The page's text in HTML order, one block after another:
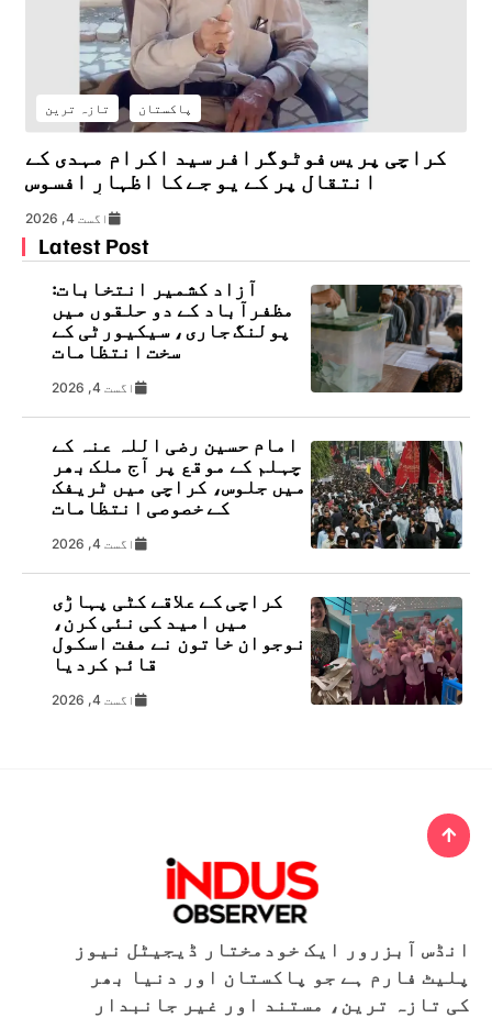
پاکستان تازہ ترین
کراچی پریس فوٹوگرافر سید اکرام مہدی کے
انتقال پر کے یو جے کا اظہارِ افسوس
اگست 4, 2026
Latest Post
آزاد کشمیر انتخابات:
مظفرآباد کے دو حلقوں میں
پولنگ جاری، سیکیورٹی کے
سخت انتظامات
اگست 4, 2026
امام حسین رضی اللہ عنہ کے
چہلم کے موقع پر آج ملک بھر
میں جلوس، کراچی میں ٹریفک
کے خصوصی انتظامات
اگست 4, 2026
کراچی کے علاقے کٹی پہاڑی
میں امید کی نئی کرن،
نوجوان خاتون نے مفت اسکول
قائم کردیا
اگست 4, 2026
انڈس آبزرور ایک خودمختار ڈیجیٹل نیوز
پلیٹ فارم ہے جو پاکستان اور دنیا بھر
کی تازہ ترین، مستند اور غیر جانبدار